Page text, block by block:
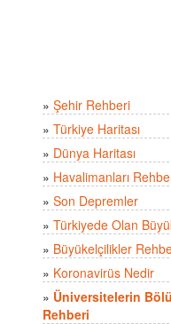
» Şehir Rehberi
» Türkiye Haritası
» Dünya Haritası
» Havalimanları
» Son Depremler
» Türkiyede Olan
» Büyükelçilikler
» Koronavirüs Nedir
» Üniversitelerin
Rehberi